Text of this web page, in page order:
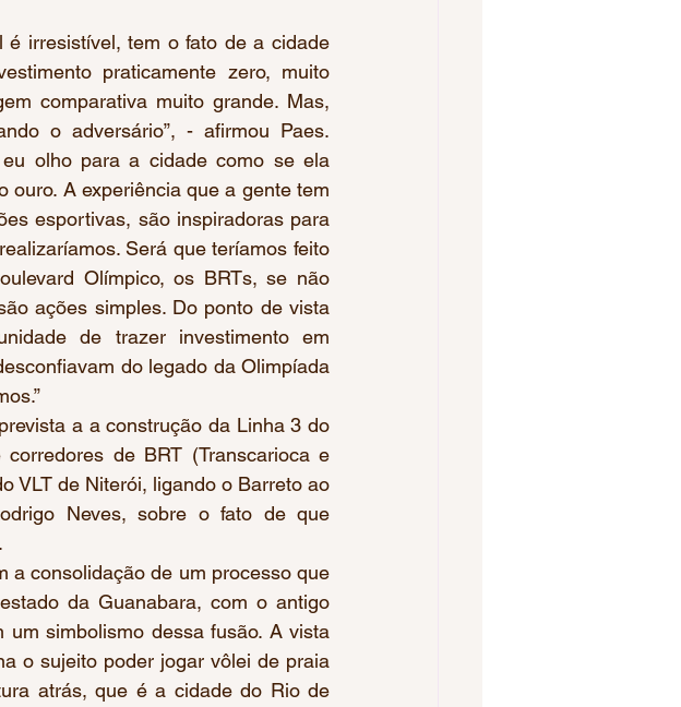
irresistível, tem o fato de a cidade
praticamente zero, muito
comparativa muito grande. Mas,
o adversário”, - afirmou Paes.
olho para a cidade como se ela
ouro. A experiência que a gente tem
esportivas, são inspiradoras para
Será que teríamos feito
Olímpico, os BRTs, se não
ações simples. Do ponto de vista
de trazer investimento em
do legado da Olimpíada
a a construção da Linha 3 do
de BRT (Transcarioca e
VLT de Niterói, ligando o Barreto ao
Neves, sobre o fato de que
a consolidação de um processo que
da Guanabara, com o antigo
simbolismo dessa fusão. A vista
o sujeito poder jogar vôlei de praia
atrás, que é a cidade do Rio de